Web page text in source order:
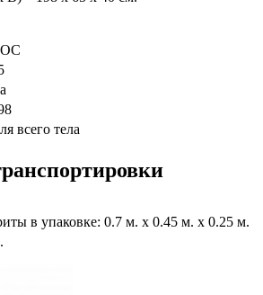
всего тела
в упаковке: 0.7 м. x 0.45 м. x 0.25 м.
.